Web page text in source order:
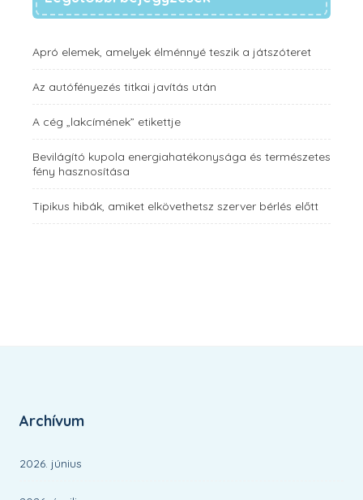
Apró elemek, amelyek élménnyé teszik a játszóteret
Az autófényezés titkai javítás után
A cég „lakcímének” etikettje
Bevilágító kupola energiahatékonysága és természetes
fény hasznosítása
Tipikus hibák, amiket elkövethetsz szerver bérlés előtt
Archívum
2026. június